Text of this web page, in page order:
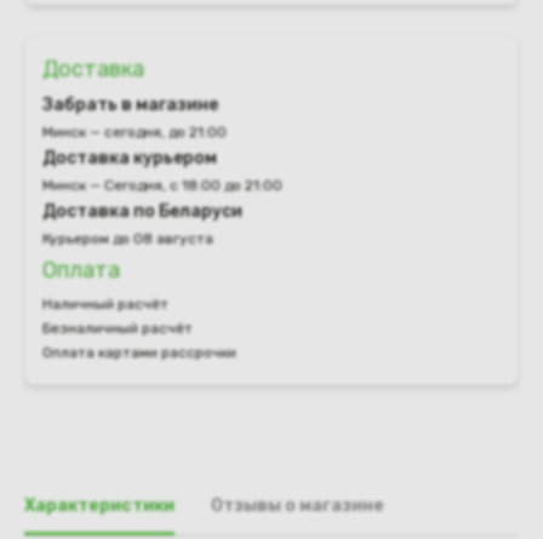
Доставка
Забрать в магазине
Минск — сегодня, до 21:00
Доставка курьером
Минск — Сегодня, с 18:00 до 21:00
Доставка по Беларуси
Курьером до 08 августа
Оплата
Наличный расчёт
Безналичный расчёт
Оплата картами рассрочки
Характеристики Отзывы о магазине